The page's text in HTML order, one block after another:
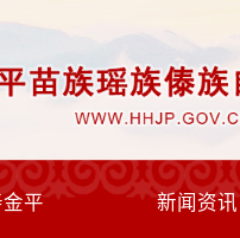
平 新闻资讯